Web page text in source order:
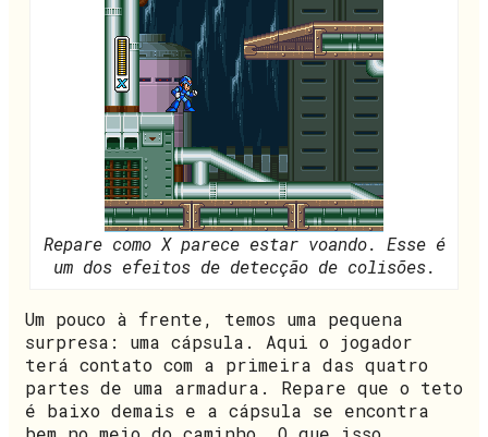
Repare como X parece estar voando. Esse é
um dos efeitos de detecção de colisões.
Um pouco à frente, temos uma pequena
surpresa: uma cápsula. Aqui o jogador
terá contato com a primeira das quatro
partes de uma armadura. Repare que o teto
é baixo demais e a cápsula se encontra